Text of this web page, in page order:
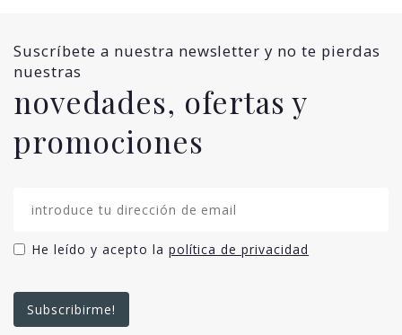
Suscríbete a nuestra newsletter y no te pierdas
nuestras
novedades, ofertas y
promociones
He leído y acepto la política de privacidad